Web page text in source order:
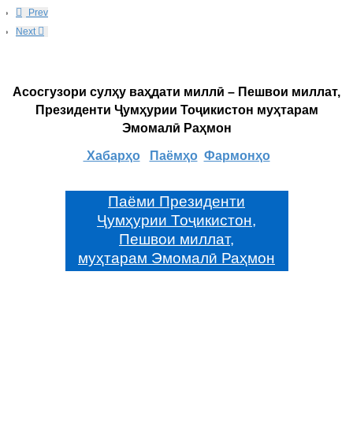
Prev
Next
Асосгузори сулҳу ваҳдати миллӣ – Пешвои миллат,
Президенти Ҷумҳурии Тоҷикистон муҳтарам
Эмомалӣ Раҳмон
Хабарҳо Паёмҳо Фармонҳо
Паёми Президенти
Ҷумҳурии Тоҷикистон,
Пешвои миллат,
муҳтарам Эмомалӣ Раҳмон